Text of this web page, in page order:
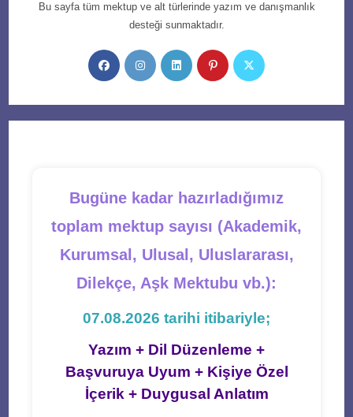
Bu sayfa tüm mektup ve alt türlerinde yazım ve danışmanlık
desteği sunmaktadır.
Opens
in
new
Opens
in
new
Opens
in
new
Opens
in
new
Opens
new
Bugüne kadar hazırladığımız
toplam mektup sayısı (Akademik,
Kurumsal, Ulusal, Uluslararası,
Dilekçe, Aşk Mektubu vb.):
07.08.2026 tarihi itibariyle;
Yazım + Dil Düzenleme +
Başvuruya Uyum + Kişiye Özel
İçerik + Duygusal Anlatım